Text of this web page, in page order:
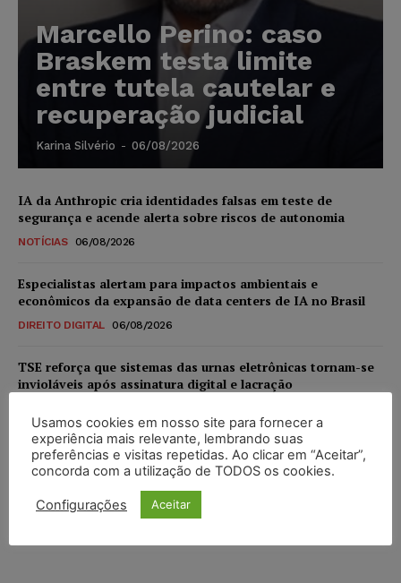
Marcello Perino: caso
Braskem testa limite
entre tutela cautelar e
recuperação judicial
Karina Silvério - 06/08/2026
IA da Anthropic cria identidades falsas em teste de
segurança e acende alerta sobre riscos de autonomia
NOTÍCIAS 06/08/2026
Especialistas alertam para impactos ambientais e
econômicos da expansão de data centers de IA no Brasil
DIREITO DIGITAL 06/08/2026
TSE reforça que sistemas das urnas eletrônicas tornam-se
invioláveis após assinatura digital e lacração
STF inicia julgamento sobre constitucionalidade da
proibição dos jogos de azar no Brasil
Usamos cookies em nosso site para fornecer a
experiência mais relevante, lembrando suas
preferências e visitas repetidas. Ao clicar em “Aceitar”,
concorda com a utilização de TODOS os cookies.
Configurações Aceitar